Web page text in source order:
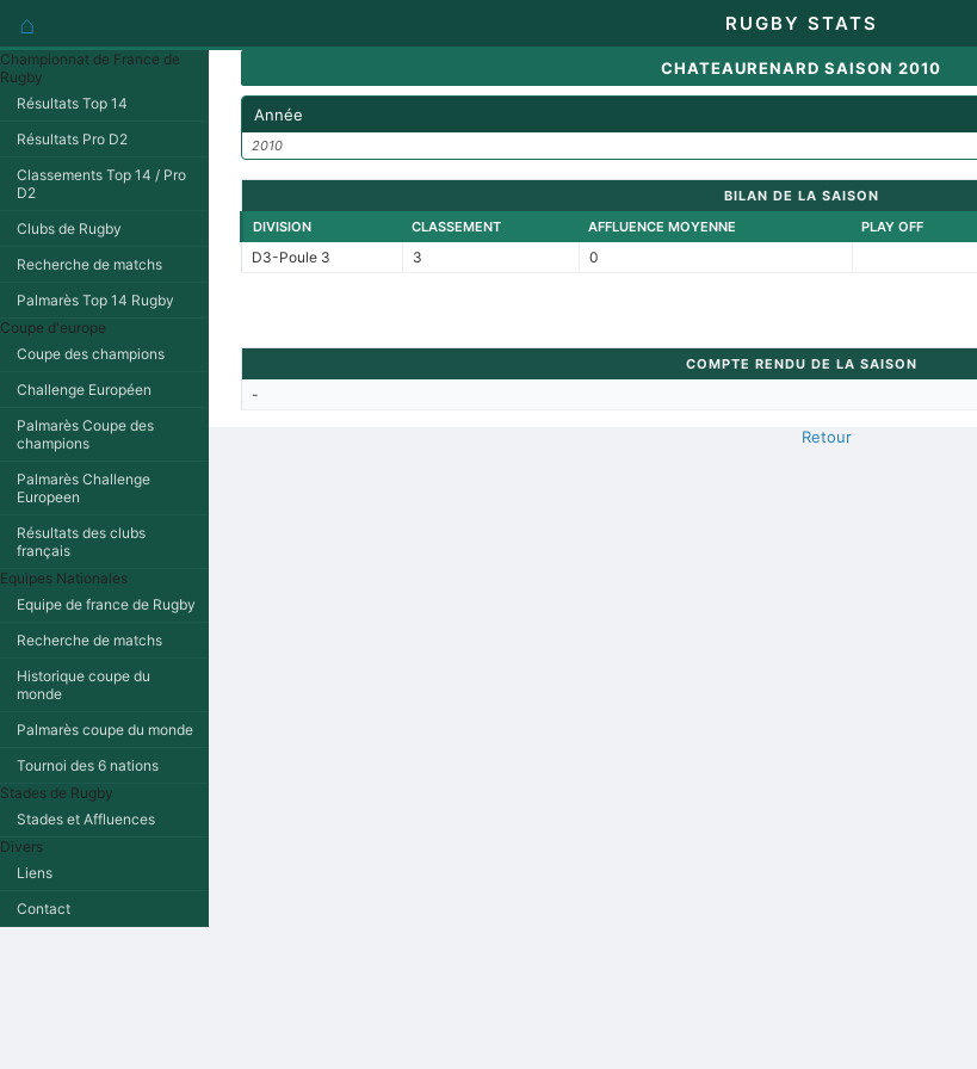
⌂ RUGBY STATS
Championnat de France de
Rugby
Résultats Top 14
Résultats Pro D2
Classements Top 14 / Pro
D2
Clubs de Rugby
Recherche de matchs
Palmarès Top 14 Rugby
Coupe d'europe
Coupe des champions
Challenge Européen
Palmarès Coupe des
champions
Palmarès Challenge
Europeen
Résultats des clubs
français
Equipes Nationales
Equipe de france de Rugby
Recherche de matchs
Historique coupe du
monde
Palmarès coupe du monde
Tournoi des 6 nations
Stades de Rugby
Stades et Affluences
Divers
Liens
Contact
CHATEAURENARD SAISON 2010
Année
2010
BILAN DE LA SAISON
DIVISION
CLASSEMENT AFFLUENCE MOYENNE PLAY OFF
D3-Poule 3 3 0
COMPTE RENDU DE LA SAISON
-
Retour